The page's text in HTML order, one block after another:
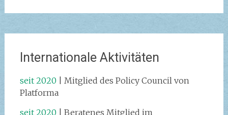
Internationale Aktivitäten
seit 2020 | Mitglied des Policy Council von
Platforma
seit 2020 | Beratenes Mitglied im